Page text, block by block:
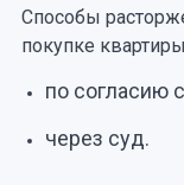
Способы
покупке
по согласию
через суд.